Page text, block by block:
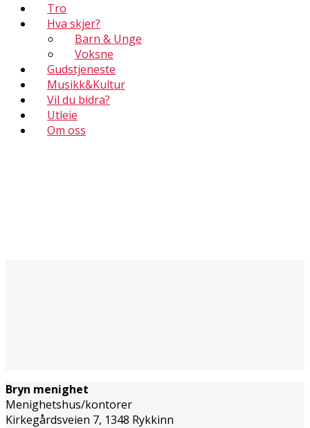
Tro
Hva skjer?
Barn & Unge
Voksne
Gudstjeneste
Musikk&Kultur
Vil du bidra?
Utleie
Om oss
Bryn menighet
Menighetshus/kontorer
Kirkegårdsveien 7, 1348 Rykkinn